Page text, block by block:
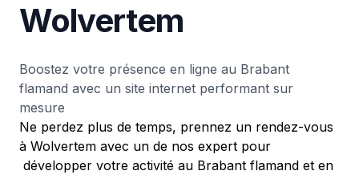
Wolvertem
Boostez votre présence en ligne au Brabant
flamand avec un site internet performant sur
mesure
Ne perdez plus de temps, prennez un rendez-vous
à Wolvertem avec un de nos expert pour
développer votre activité au Brabant flamand et en